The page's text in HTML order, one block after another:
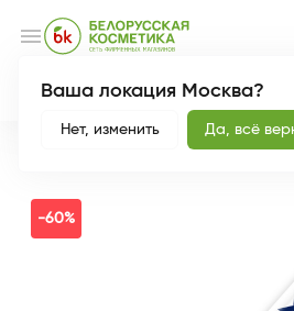
Ваша локация Москва?
Нет, изменить Да, всё
menu
Новинки Акции
Гигиена Уход
-60%